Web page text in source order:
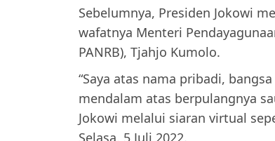
Sebelumnya, Presiden Jokowi
wafatnya Menteri
PANRB), Tjahjo Kumolo.
“Saya atas nama pribadi,
mendalam atas berpulangnya
Jokowi melalui siaran virtual